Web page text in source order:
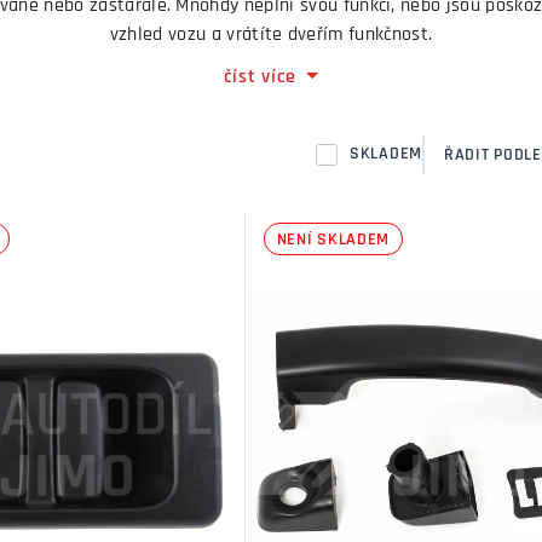
nebo zastarale. Mnohdy neplní svou funkci, nebo jsou
vzhled vozu a vrátíte dveřím funkčnost.
klik za nové, může zlepšit celkový dojem z vozu a zvýšit
číst více
SKLADEM ŘADIT PODLE
NENÍ SKLADEM